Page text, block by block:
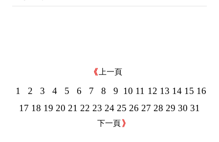
上一頁
1 2 3 4 5 6 7 8 9 10 11 12 13 14 15 16
17 18 19 20 21 22 23 24 25 26 27 28 29 30 31
下一頁